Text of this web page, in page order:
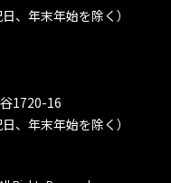
、年末年始を除く）
1720-16
、年末年始を除く）